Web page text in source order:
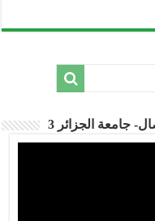
جامعة الجزائر 3